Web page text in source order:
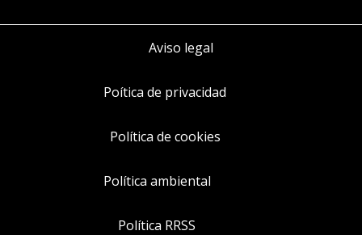
Aviso legal
Poítica de privacidad
Política de cookies
Política ambiental
Política RRSS